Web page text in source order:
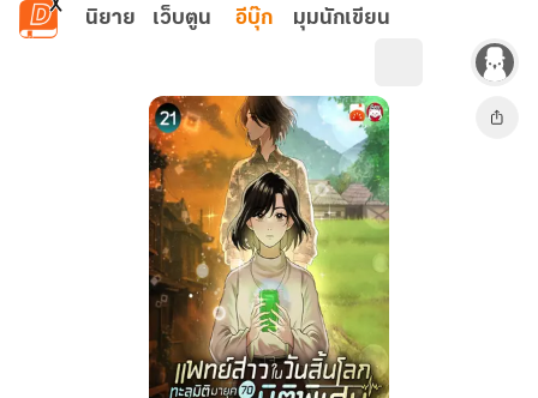
ข้ามไปยังเนื้อหาหลัก
นิยาย เว็บตูน อีบุ๊ก มุมนักเขียน